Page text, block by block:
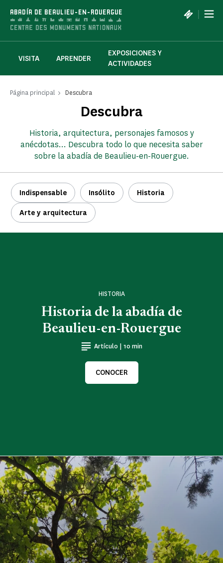
ABADÍA DE BEAULIEU-EN-ROUERGUE |
VISITA APRENDER
EXPOSICIONES Y
ACTIVIDADES
Página principal Descubra
Descubra
Historia, arquitectura, personajes famosos y
anécdotas... Descubra todo lo que necesita saber
sobre la abadía de Beaulieu-en-Rouergue.
Indispensable Insólito Historia
Arte y arquitectura
Historia de la abadía de
Beaulieu-en-Rouergue
HISTORIA
Artículo | 10 min
CONOCER